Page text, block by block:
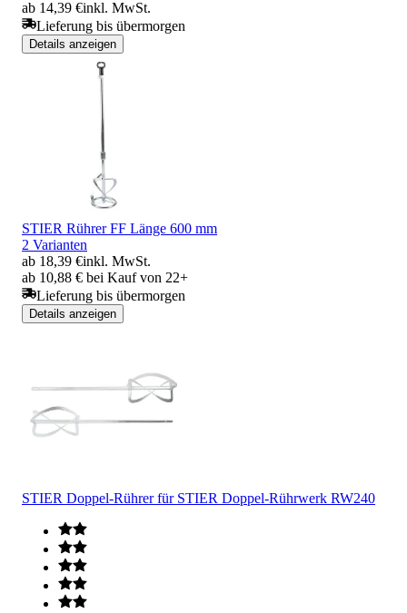
ab 14,39 €inkl. MwSt.
Lieferung bis übermorgen
Details anzeigen
STIER Rührer FF Länge 600 mm
2 Varianten
ab 18,39 €inkl. MwSt.
ab 10,88 € bei Kauf von 22+
Lieferung bis übermorgen
Details anzeigen
STIER Doppel-Rührer für STIER Doppel-Rührwerk RW240